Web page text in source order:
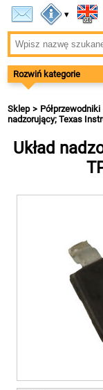
▾
Rozwiń kategorie
Sklep Półprzewodniki
nadzorujący; Texas
Układ